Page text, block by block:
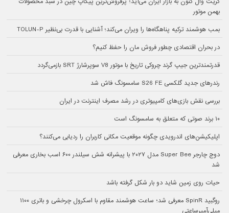
بهمن موتور
بمب هوشمند ترکیه پناهگاه‌ها را ویران می‌کند؛ آشنایی با قدرت بی‌نظیر TOLUN-P
در بحران اقتصادی چطور فروش مان را حفظ کنیم؟
قدرتمندترین جیپ گرند چروکی تاریخ با موتور V8 سوپرشارژ SRT بازمی‌گردد
رندرهای جدید گلکسی S26 FE سامسونگ فاش شد
بررسی نقش بازی‌های کامپیوتری در رشد مصرف اینترنت در ایران
۱۰ برند صوتی که متعلق به سامسونگ است
اپلیکیشن‌های اندرویدی چگونه موقعیت مکانی کاربران را ردیابی می‌کنند؟
دوج چارجر Super Bee مدل ۲۰۲۷ با پیشرانه شش سیلندر ۶۰۰ اسب بخاری معرفی
شد
حیات روی زمین شاید دو بار شکل گرفته باشد
روگبید SpinR معرفی شد؛ ساعت هوشمند مقاوم با اسکرول چرخشی و باتری ۱۱۰۰
میلی‌آمپرساعتی